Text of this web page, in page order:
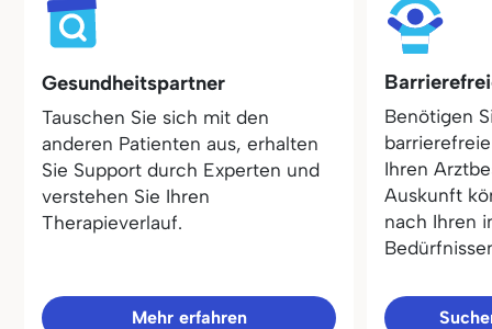
Gesundheitspartner
Tauschen Sie sich mit den
anderen Patienten aus, erhalten
Sie Support durch Experten und
verstehen Sie Ihren
Therapieverlauf.
Mehr erfahren
Benötigen
Ihren
Auskunft
nach Ihren